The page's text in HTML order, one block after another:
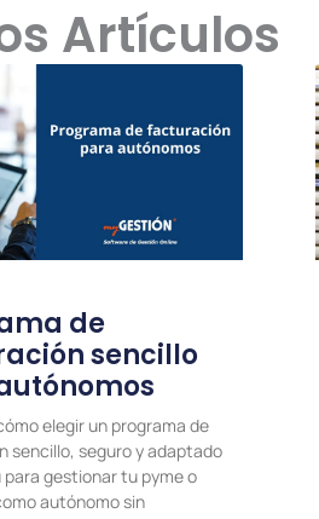
Artículos
de
sencillo
elegir un programa de
sencillo, seguro y adaptado
para gestionar tu pyme o
autónomo sin